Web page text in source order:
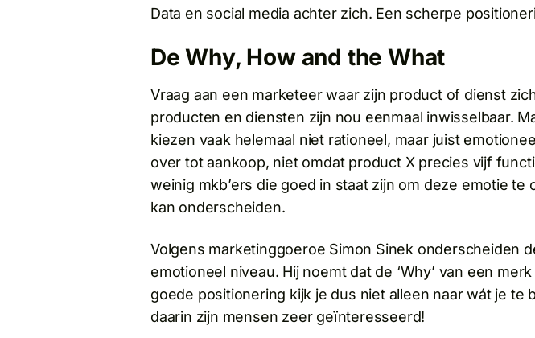
Data en social media achter zich. Een scherpe
De Why, How and the What
Vraag aan een marketeer waar zijn product of dienst
producten en diensten zijn nou eenmaal inwisselbaar.
kiezen vaak helemaal niet rationeel, maar juist
over tot aankoop, niet omdat product X precies vijf
weinig mkb’ers die goed in staat zijn om deze emotie
kan onderscheiden.
Volgens marketinggoeroe Simon Sinek onderscheiden
emotioneel niveau. Hij noemt dat de ‘Why’ van een
goede positionering kijk je dus niet alleen naar wát je
daarin zijn mensen zeer geïnteresseerd!